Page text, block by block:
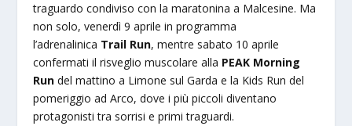
traguardo condiviso con la maratonina a Malcesine. Ma
non solo, venerdì 9 aprile in programma
l’adrenalinica Trail Run, mentre sabato 10 aprile
confermati il risveglio muscolare alla PEAK Morning
Run del mattino a Limone sul Garda e la Kids Run del
pomeriggio ad Arco, dove i più piccoli diventano
protagonisti tra sorrisi e primi traguardi.